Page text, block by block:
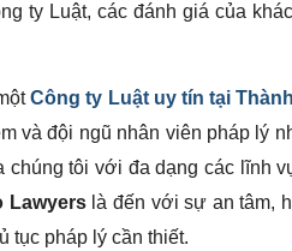
ty Luật, các đánh giá của
Công ty Luật uy tín tại
và đội ngũ nhân viên pháp lý
chúng tôi với đa dạng các lĩnh
Lawyerslà đến với sự an tâm,
tục pháp lý cần thiết.